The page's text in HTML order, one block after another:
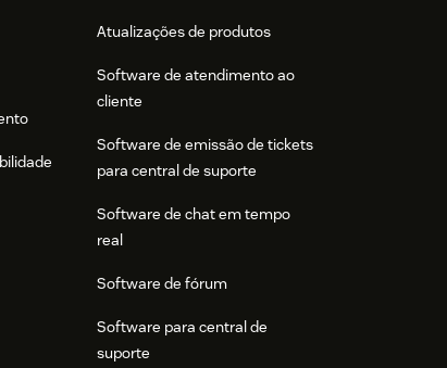
Atualizações de produtos
Software de atendimento ao
cliente
Software de emissão de tickets
para central de suporte
Software de chat em tempo
real
Software de fórum
Software para central de
suporte